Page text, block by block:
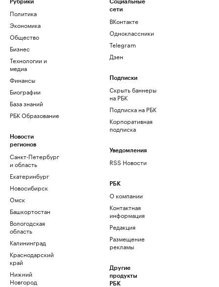
Рубрики
Политика
Экономика
Общество
Бизнес
Технологии и
медиа
Финансы
Биографии
База знаний
РБК Образование
Новости
регионов
Санкт-Петербург
и область
Екатеринбург
Новосибирск
Омск
Башкортостан
Вологодская
область
Калининград
Краснодарский
край
Нижний
Новгород
Социальные
сети
ВКонтакте
Одноклассники
Telegram
Дзен
Подписки
Скрыть баннеры
на РБК
Подписка на РБК
Корпоративная
подписка
Уведомления
RSS Новости
РБК
О компании
Контактная
информация
Редакция
Размещение
рекламы
Другие
продукты
РБК